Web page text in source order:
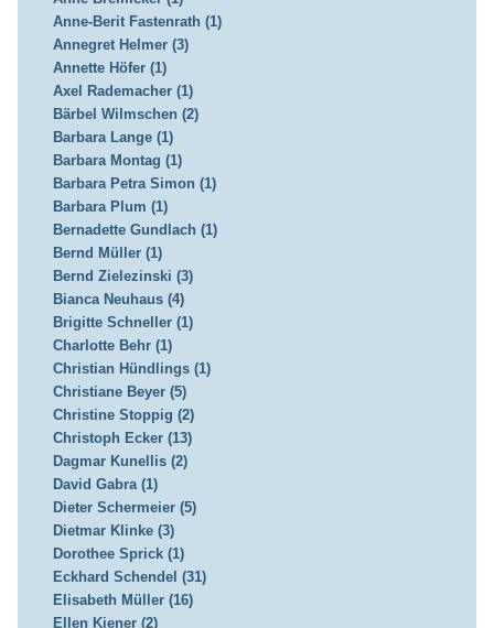
Anne-Berit Fastenrath (1)
Annegret Helmer (3)
Annette Höfer (1)
Axel Rademacher (1)
Bärbel Wilmschen (2)
Barbara Lange (1)
Barbara Montag (1)
Barbara Petra Simon (1)
Barbara Plum (1)
Bernadette Gundlach (1)
Bernd Müller (1)
Bernd Zielezinski (3)
Bianca Neuhaus (4)
Brigitte Schneller (1)
Charlotte Behr (1)
Christian Hündlings (1)
Christiane Beyer (5)
Christine Stoppig (2)
Christoph Ecker (13)
Dagmar Kunellis (2)
David Gabra (1)
Dieter Schermeier (5)
Dietmar Klinke (3)
Dorothee Sprick (1)
Eckhard Schendel (31)
Elisabeth Müller (16)
Ellen Kiener (2)